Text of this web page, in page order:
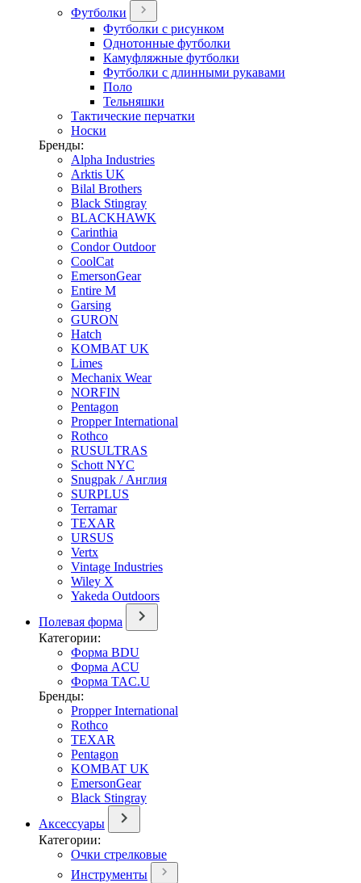
Футболки
Футболки с рисунком
Однотонные футболки
Камуфляжные футболки
Футболки с длинными рукавами
Поло
Тельняшки
Тактические перчатки
Носки
Бренды:
Alpha Industries
Arktis UK
Bilal Brothers
Black Stingray
BLACKHAWK
Carinthia
Condor Outdoor
CoolCat
EmersonGear
Entire M
Garsing
GURON
Hatch
KOMBAT UK
Limes
Mechanix Wear
NORFIN
Pentagon
Propper International
Rothco
RUSULTRAS
Schott NYC
Snugpak / Англия
SURPLUS
Terramar
TEXAR
URSUS
Vertx
Vintage Industries
Wiley X
Yakeda Outdoors
Полевая форма
Категории:
Форма BDU
Форма ACU
Форма TAC.U
Бренды:
Propper International
Rothco
TEXAR
Pentagon
KOMBAT UK
EmersonGear
Black Stingray
Аксессуары
Категории:
Очки стрелковые
Инструменты